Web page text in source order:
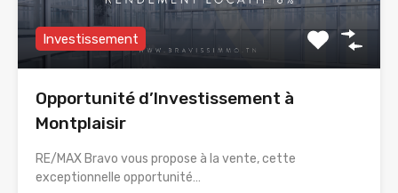
Investissement
Opportunité d’Investissement à
Montplaisir
RE/MAX Bravo vous propose à la vente, cette
exceptionnelle opportunité…